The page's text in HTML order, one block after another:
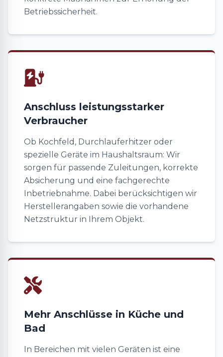
Betriebssicherheit.
Anschluss leistungsstarker
Verbraucher
Ob Kochfeld, Durchlauferhitzer oder
spezielle Geräte im Haushaltsraum: Wir
sorgen für passende Zuleitungen, korrekte
Absicherung und eine fachgerechte
Inbetriebnahme. Dabei berücksichtigen wir
Herstellerangaben sowie die vorhandene
Netzstruktur in Ihrem Objekt.
Mehr Anschlüsse in Küche und
Bad
In Bereichen mit vielen Geräten ist eine